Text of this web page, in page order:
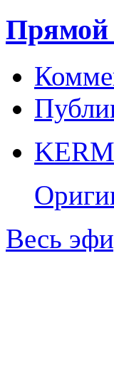
Прямой
Весь